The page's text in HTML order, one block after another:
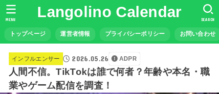
Langolino Calendar
トップページ 運営者情報 プライバシーポリシー お問い合わせ
SEARCH
MENU
インフルエンサー 2026.05.26 ADPR
人間不信。TikTokは誰で何者？年齢や本名・職
業やゲーム配信を調査！